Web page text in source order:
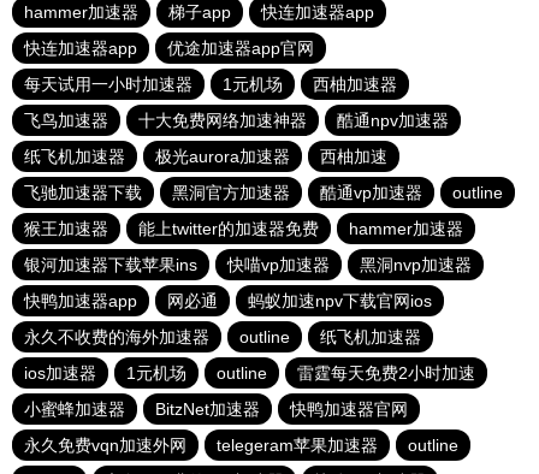
hammer加速器
梯子app
快连加速器app
快连加速器app
优途加速器app官网
每天试用一小时加速器
1元机场
西柚加速器
飞鸟加速器
十大免费网络加速神器
酷通npv加速器
纸飞机加速器
极光aurora加速器
西柚加速
飞驰加速器下载
黑洞官方加速器 酷通vp加速器
outline
猴王加速器
能上twitter的加速器免费
hammer加速器
银河加速器下载苹果ins
快喵vp加速器
黑洞nvp加速器
快鸭加速器app
网必通
蚂蚁加速npv下载官网ios
永久不收费的海外加速器
outline
纸飞机加速器
ios加速器
1元机场 outline
雷霆每天免费2小时加速
小蜜蜂加速器
BitzNet加速器
快鸭加速器官网
永久免费vqn加速外网
telegeram苹果加速器
outline